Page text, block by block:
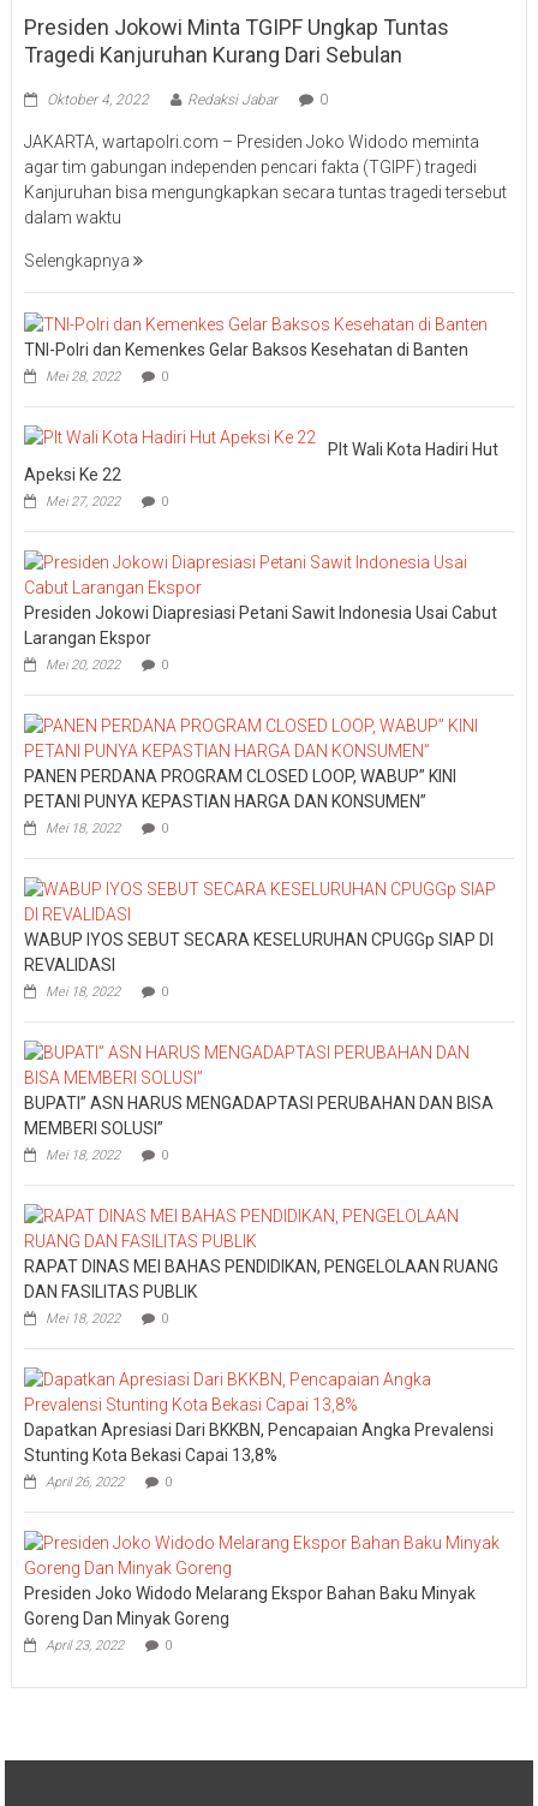
Presiden Jokowi Minta TGIPF Ungkap Tuntas
Tragedi Kanjuruhan Kurang Dari Sebulan
Oktober 4, 2022 Redaksi Jabar 0
JAKARTA, wartapolri.com – Presiden Joko Widodo meminta
agar tim gabungan independen pencari fakta (TGIPF) tragedi
Kanjuruhan bisa mengungkapkan secara tuntas tragedi tersebut
dalam waktu
Selengkapnya
TNI-Polri dan Kemenkes Gelar Baksos Kesehatan di Banten
Mei 28, 2022 0
Plt Wali Kota Hadiri Hut
Apeksi Ke 22
Mei 27, 2022 0
Presiden Jokowi Diapresiasi Petani Sawit Indonesia Usai Cabut
Larangan Ekspor
Mei 20, 2022 0
PANEN PERDANA PROGRAM CLOSED LOOP, WABUP” KINI
PETANI PUNYA KEPASTIAN HARGA DAN KONSUMEN”
Mei 18, 2022 0
WABUP IYOS SEBUT SECARA KESELURUHAN CPUGGp SIAP DI
REVALIDASI
Mei 18, 2022 0
BUPATI” ASN HARUS MENGADAPTASI PERUBAHAN DAN BISA
MEMBERI SOLUSI”
Mei 18, 2022 0
RAPAT DINAS MEI BAHAS PENDIDIKAN, PENGELOLAAN RUANG
DAN FASILITAS PUBLIK
Mei 18, 2022 0
Dapatkan Apresiasi Dari BKKBN, Pencapaian Angka Prevalensi
Stunting Kota Bekasi Capai 13,8%
April 26, 2022 0
Presiden Joko Widodo Melarang Ekspor Bahan Baku Minyak
Goreng Dan Minyak Goreng
April 23, 2022 0